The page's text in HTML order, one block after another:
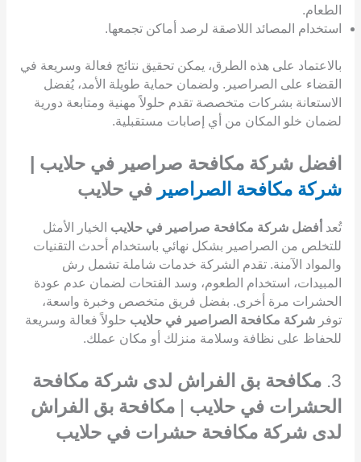
الطعام.
استخدام المصائد اللاصقة لرصد أماكن تجمعها.
بالاعتماد على هذه الطرق، يمكن تحقيق نتائج فعالة وسريعة في
القضاء على الصراصير. ولضمان حماية طويلة الأمد، يُفضل
الاستعانة بشركات متخصصة تقدم حلولاً مهنية ومتابعة دورية
لضمان خلو المكان من أي إصابات مستقبلية.
افضل شركة مكافحة صراصير في حلايب |
شركة مكافحة الصراصير في حلايب
تُعد أفضل شركة مكافحة صراصير في حلايب الخيار الأمثل
للتخلص من الصراصير بشكل نهائي باستخدام أحدث التقنيات
والمواد الآمنة. تقدم الشركة خدمات شاملة تشمل رش
المبيدات، استخدام الطعوم، وسد الفتحات لضمان عدم عودة
الحشرات مرة أخرى. بفضل فريق متخصص وخبرة واسعة،
توفر شركة مكافحة الصراصير في حلايب حلولاً فعالة وسريعة
للحفاظ على نظافة وسلامة منزلك أو مكان عملك.
3. مكافحة بق الفراش لدى شركة مكافحة
الحشرات في حلايب | مكافحة بق الفراش
لدى شركة مكافحة حشرات في حلايب